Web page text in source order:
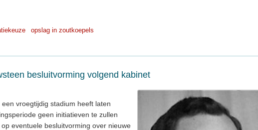
opslag in zoutkoepels
besluitvorming volgend kabinet
vroegtijdig stadium heeft laten
geen initiatieven te zullen
eventuele besluitvorming over nieuwe